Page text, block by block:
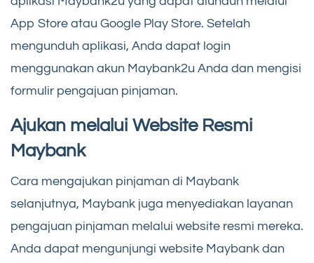
App Store atau Google Play Store. Setelah
mengunduh aplikasi, Anda dapat login
menggunakan akun Maybank2u Anda dan mengisi
formulir pengajuan pinjaman.
Ajukan melalui Website Resmi
Maybank
Cara mengajukan pinjaman di Maybank
selanjutnya, Maybank juga menyediakan layanan
pengajuan pinjaman melalui website resmi mereka.
Anda dapat mengunjungi website Maybank dan